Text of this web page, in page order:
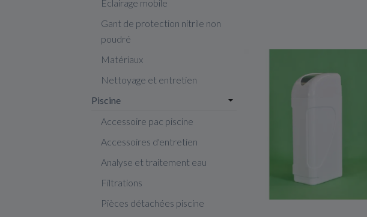
Eclairage mobile
Gant de protection nitrile non
poudré
Matériaux
Nettoyage et entretien
Piscine
Accessoire pac piscine
Accessoires d'entretien
Analyse et traitement eau
Filtrations
Pièces détachées piscine